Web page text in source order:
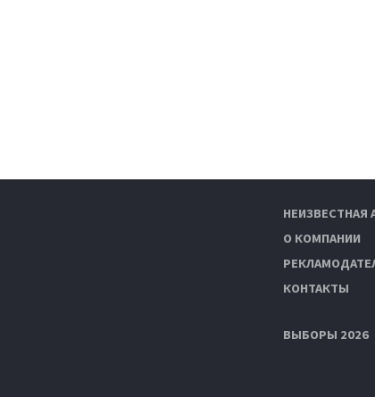
НЕИЗВЕСТНАЯ
О КОМПАНИИ
КОНТАКТЫ
ВЫБОРЫ 2026